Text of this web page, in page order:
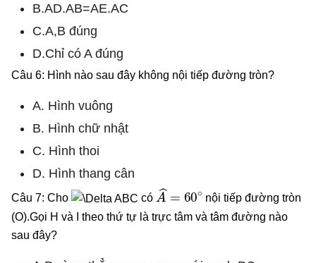
B.AD.AB=AE.AC
C.A,B đúng
D.Chỉ có A đúng
Câu 6: Hình nào sau đây không nội tiếp đường tròn?
A. Hình vuông
B. Hình chữ nhật
C. Hình thoi
D. Hình thang cân
Câu 7: Cho có
A^ 60∘
nội tiếp đường tròn
(O).Gọi H và I theo thứ tự là trực tâm và tâm đường nào
sau đây?